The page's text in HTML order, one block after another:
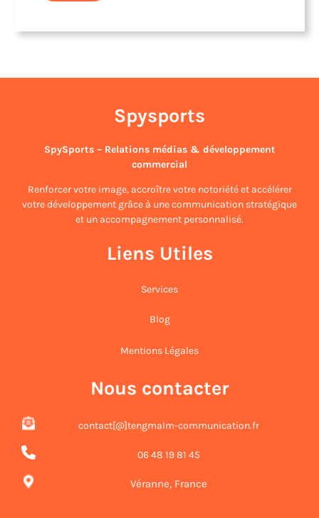
Spysports
SpySports – Relations médias & développement
commercial
Renforcer votre image, accroître votre notoriété et accélérer
votre développement grâce à une communication stratégique
et un accompagnement personnalisé.
Liens Utiles
Services
Blog
Mentions Légales
Nous contacter
contact[@]tengmalm-communication.fr
06 48 19 81 45
Véranne, France